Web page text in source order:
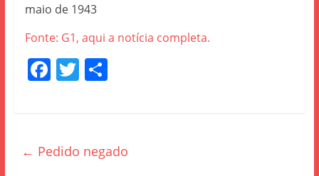
maio de 1943
Fonte: G1, aqui a notícia completa.
F
b
T S
← Pedido negado